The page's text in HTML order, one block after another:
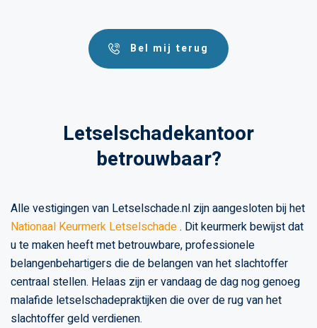
Bel mij terug
Letselschadekantoor
betrouwbaar?
Alle vestigingen van Letselschade.nl zijn aangesloten bij het
Nationaal Keurmerk Letselschade. Dit keurmerk bewijst dat
u te maken heeft met betrouwbare, professionele
belangenbehartigers die de belangen van het slachtoffer
centraal stellen. Helaas zijn er vandaag de dag nog genoeg
malafide letselschadepraktijken die over de rug van het
slachtoffer geld verdienen.